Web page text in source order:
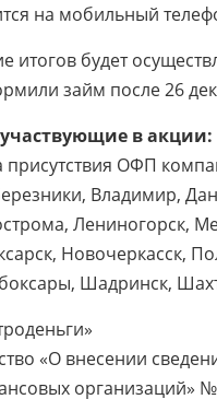
на мобильный
итогов будет
займ после 26
в акции:
присутствия ОФП
Владимир,
Лениногорск,
Новочеркасск,
Шадринск,
«О внесении
организаций»